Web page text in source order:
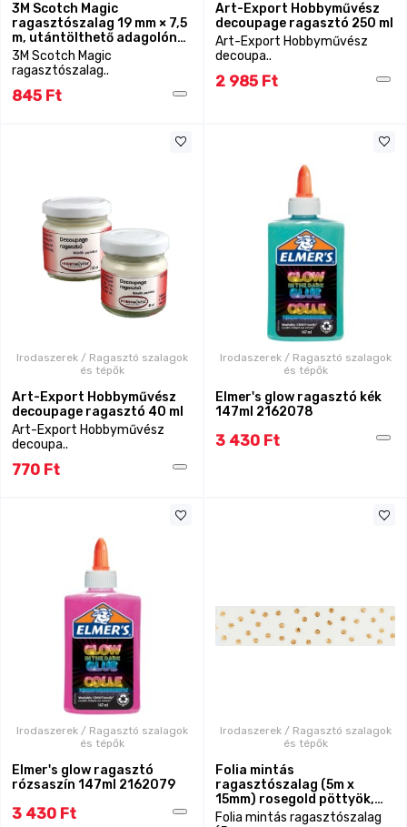
3M Scotch Magic
ragasztószalag 19 mm × 7,5
m, utántölthető adagolón
(régi cikkszám:
70071169695)
3M Scotch Magic
ragasztószalag..
845 Ft
Art-Export Hobbyművész
decoupage ragasztó 250 ml
Art-Export Hobbyművész
decoupa..
2 985 Ft
Irodaszerek / Ragasztó szalagok
és tépők
Art-Export Hobbyművész
decoupage ragasztó 40 ml
Art-Export Hobbyművész
decoupa..
770 Ft
Irodaszerek / Ragasztó szalagok
és tépők
Elmer's glow ragasztó kék
147ml 2162078
3 430 Ft
Irodaszerek / Ragasztó szalagok
és tépők
Elmer's glow ragasztó
rózsaszín 147ml 2162079
3 430 Ft
Irodaszerek / Ragasztó szalagok
és tépők
Folia mintás
ragasztószalag (5m x
15mm) rosegold pöttyök,
Washi Tape
Folia mintás ragasztószalag